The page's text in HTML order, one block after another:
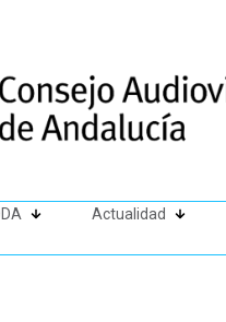
Actualidad